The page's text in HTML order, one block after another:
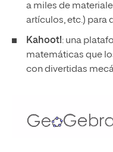
a miles de
artículos, etc.) para
Kahoot!: una
matemáticas que
con divertidas